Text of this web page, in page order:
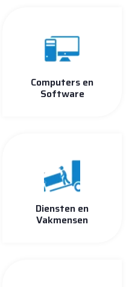
Computers en
Software
Diensten en
Vakmensen